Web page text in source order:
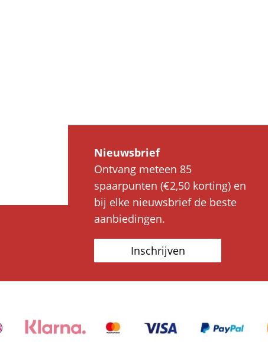
Nieuwsbrief
Ontvang meteen 85
spaarpunten (€2,50 korting) en
bij elke nieuwsbrief de beste
aanbiedingen.
Inschrijven